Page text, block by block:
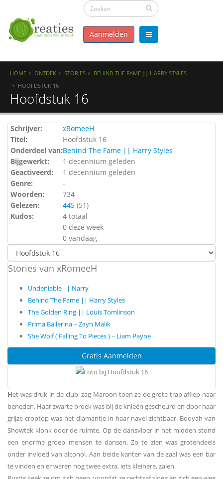
Aanmelden
HOME ONTDEK STORIES
BEHIND THE FAME || HARRY STYLES
HOOFDSTUK 16
Hoofdstuk 16
Schrijver:
xRomeeH
Titel:
Hoofdstuk 16
Onderdeel van:Behind The Fame || Harry Styles
Bijgewerkt:
1 decennium geleden
Geactiveerd:
1 decennium geleden
Genre:
-
Woorden:
734
Gelezen:
445 (51)
Kudos:
4 totaal
0 deze week
0 vandaag
Stories van xRomeeH
Undeniable || Narry
Behind The Fame || Harry Styles
The Golden Ring || Louis Tomlinson
Prima Ballerina ~ Zayn Malik
She Wolf ( Falling To Pieces ) ~ Liam Payne
Gratis Aanmelden
Het was druk in de club, zag Maroon toen ze de grote trap afliep naar
beneden. Haar zwarte broek was bij de knieën gescheurd en door haar
grijze croptop was het diamantje in haar navel zichtbaar. Booyah van
Showtek klonk door de ruimte. Op de dansvloer in het midden stond
een enorme groep mensen te dansen. Zo te zien was grotendeels
onder invloed van alcohol. Aan beide kanten van de zaal was een bar
te vinden en er waren nog twee extra, iets kleinere, zalen.